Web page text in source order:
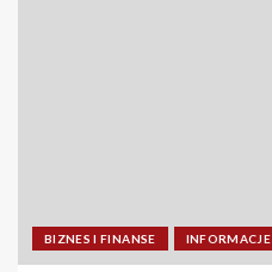
BIZNES I FINANSE INFORMACJE